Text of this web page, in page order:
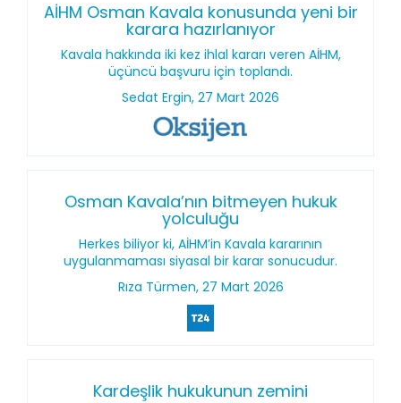
AİHM Osman Kavala konusunda yeni bir
karara hazırlanıyor
Kavala hakkında iki kez ihlal kararı veren AİHM,
üçüncü başvuru için toplandı.
Sedat Ergin, 27 Mart 2026
Osman Kavala’nın bitmeyen hukuk
yolculuğu
Herkes biliyor ki, AİHM’in Kavala kararının
uygulanmaması siyasal bir karar sonucudur.
Rıza Türmen, 27 Mart 2026
Kardeşlik hukukunun zemini